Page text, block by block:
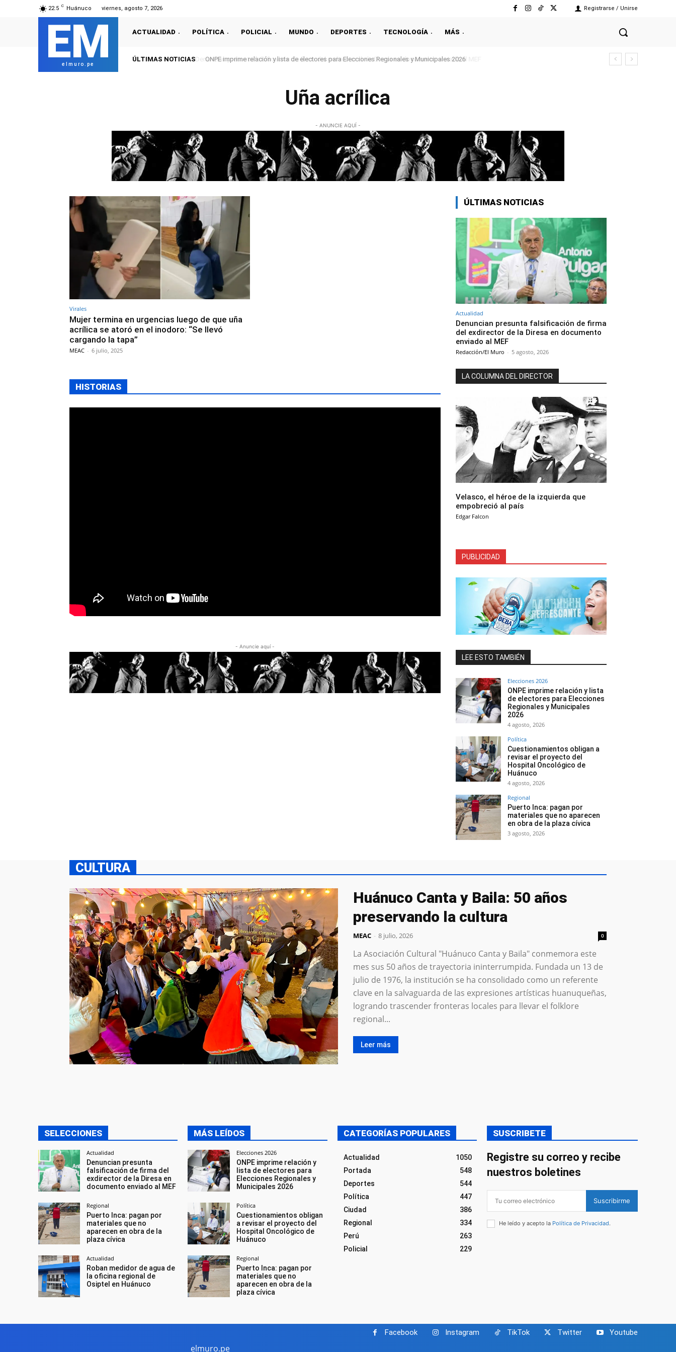
22.5 C Huánuco viernes, agosto 7, 2026 Registrarse / Unirse
EM
elmuro.pe
ACTUALIDAD POLÍTICA POLICIAL MUNDO DEPORTES TECNOLOGÍA MÁS
ÚLTIMAS NOTICIAS ONPE imprime relación y lista de electores para Elecciones Regionales y Municipales 2026
Uña acrílica
- ANUNCIE AQUÍ -
Virales
Mujer termina en urgencias luego de que uña
acrílica se atoró en el inodoro: “Se llevó
cargando la tapa”
MEAC - 6 julio, 2025
HISTORIAS
- Anuncie aquí -
ÚLTIMAS NOTICIAS
Actualidad
Denuncian presunta falsificación de firma
del exdirector de la Diresa en documento
enviado al MEF
Redacción/El Muro - 5 agosto, 2026
LA COLUMNA DEL DIRECTOR
Velasco, el héroe de la izquierda que
empobreció al país
Edgar Falcon
PUBLICIDAD
LEE ESTO TAMBIÉN
Elecciones 2026
ONPE imprime relación y lista
de electores para Elecciones
Regionales y Municipales
2026
4 agosto, 2026
Política
Cuestionamientos obligan a
revisar el proyecto del
Hospital Oncológico de
Huánuco
4 agosto, 2026
Regional
Puerto Inca: pagan por
materiales que no aparecen
en obra de la plaza cívica
3 agosto, 2026
CULTURA
Huánuco Canta y Baila: 50 años
preservando la cultura
MEAC - 8 julio, 2026 0
La Asociación Cultural "Huánuco Canta y Baila" conmemora este
mes sus 50 años de trayectoria ininterrumpida. Fundada un 13 de
julio de 1976, la institución se ha consolidado como un referente
clave en la salvaguarda de las expresiones artísticas huanuqueñas,
logrando trascender fronteras locales para llevar el folklore
regional...
Leer más
SELECCIONES
Actualidad
Denuncian presunta
falsificación de firma del
exdirector de la Diresa en
documento enviado al MEF
Regional
Puerto Inca: pagan por
materiales que no
aparecen en obra de la
plaza cívica
Actualidad
Roban medidor de agua de
la oficina regional de
Osiptel en Huánuco
MÁS LEÍDOS
Elecciones 2026
ONPE imprime relación y
lista de electores para
Elecciones Regionales y
Municipales 2026
Política
Cuestionamientos obligan
a revisar el proyecto del
Hospital Oncológico de
Huánuco
Regional
Puerto Inca: pagan por
materiales que no
aparecen en obra de la
plaza cívica
CATEGORÍAS POPULARES
Actualidad
1050
Portada
548
Deportes
544
Política
447
Ciudad
386
Regional
334
Perú
263
Policial
229
SUSCRIBETE
Registre su correo y recibe
nuestros boletines
Suscribirme
He leído y acepto la Política de Privacidad.
Facebook Instagram TikTok Twitter Youtube
elmuro.pe